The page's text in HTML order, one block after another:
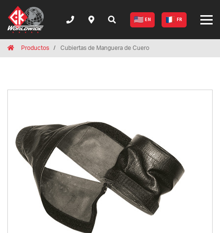
EN FR
HomeProductos Cubiertas de Manguera de Cuero